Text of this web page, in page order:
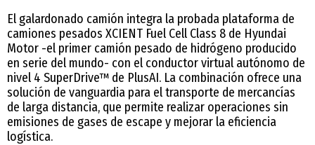
El galardonado camión integra la probada plataforma de
camiones pesados XCIENT Fuel Cell Class 8 de Hyundai
Motor -el primer camión pesado de hidrógeno producido
en serie del mundo- con el conductor virtual autónomo de
nivel 4 SuperDrive™ de PlusAI. La combinación ofrece una
solución de vanguardia para el transporte de mercancías
de larga distancia, que permite realizar operaciones sin
emisiones de gases de escape y mejorar la eficiencia
logística.